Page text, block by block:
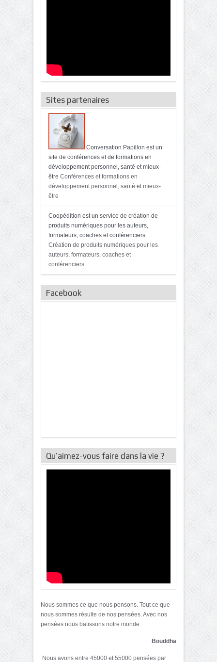
Sites partenaires
Conversation Papillon est un
site de conférences et de formations en
développement personnel, santé et mieux-
être Conférences et formations en
développement personnel, santé et mieux-
être
Coopédition est un service de création de
produits numériques pour les auteurs,
formateurs, coaches et conférenciers.
Création de produits numériques pour les
auteurs, formateurs, coaches et
conférenciers.
Facebook
Qu’aimez-vous faire dans la vie ?
Nous sommes ce que nous pensons. Tout ce que
nous sommes résulte de nos pensées. Avec nos
pensées nous batissons notre monde.
Bouddha
Nous avons entre 45000 et 55000 pensées par